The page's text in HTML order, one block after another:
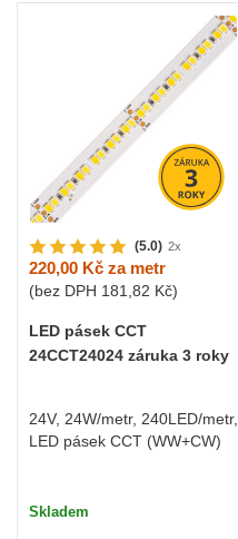
(5.0) 2x
220,00 Kč za metr
(bez DPH 181,82 Kč)
LED pásek CCT
24CCT24024 záruka 3 roky
24V, 24W/metr, 240LED/metr,
LED pásek CCT (WW+CW)
Skladem